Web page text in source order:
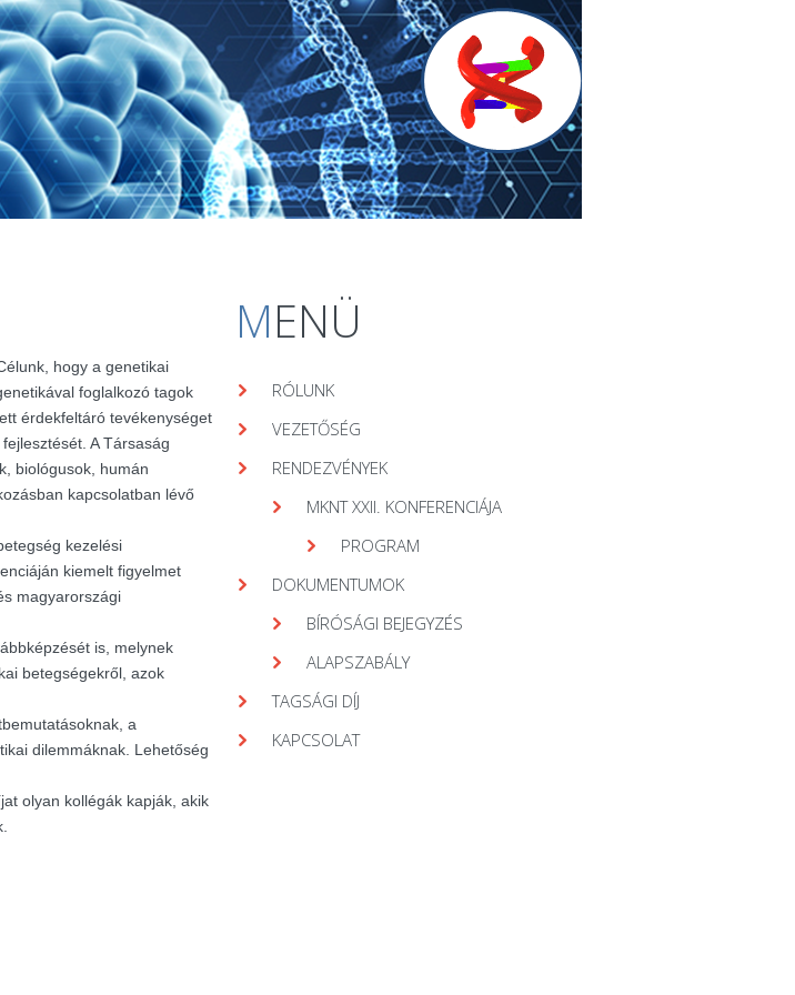
hogy a genetikai
foglalkozó tagok
érdekfeltáró tevékenységet
A Társaság
biológusok, humán
kapcsolatban lévő
kezelési
kiemelt figyelmet
magyarországi
is, melynek
betegségekről, azok
a
dilemmáknak. Lehetőség
olyan kollégák kapják, akik
MENÜ
RÓLUNK
VEZETŐSÉG
RENDEZVÉNYEK
MKNT XXII. KONFERENCIÁJA
PROGRAM
DOKUMENTUMOK
BÍRÓSÁGI BEJEGYZÉS
ALAPSZABÁLY
TAGSÁGI DÍJ
KAPCSOLAT